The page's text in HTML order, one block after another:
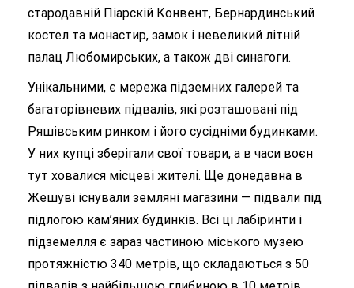
стародавній Піарскій Конвент, Бернардинський
костел та монастир, замок і невеликий літній
палац Любомирських, а також дві синагоги.
Унікальними, є мережа підземних галерей та
багаторівневих підвалів, які розташовані під
Ряшівським ринком і його сусідніми будинками.
У них купці зберігали свої товари, а в часи воєн
тут ховалися місцеві жителі. Ще донедавна в
Жешуві існували земляні магазини — підвали під
підлогою кам’яних будинків. Всі ці лабіринти і
підземелля є зараз частиною міського музею
протяжністю 340 метрів, що складаються з 50